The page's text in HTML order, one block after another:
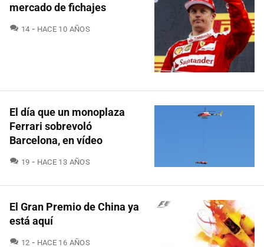
mercado de fichajes
14 COMENTARIOS
HACE 10 AÑOS
El día que un monoplaza
Ferrari sobrevoló
Barcelona, en vídeo
19 COMENTARIOS
HACE 13 AÑOS
El Gran Premio de China ya
está aquí
12 COMENTARIOS
HACE 16 AÑOS